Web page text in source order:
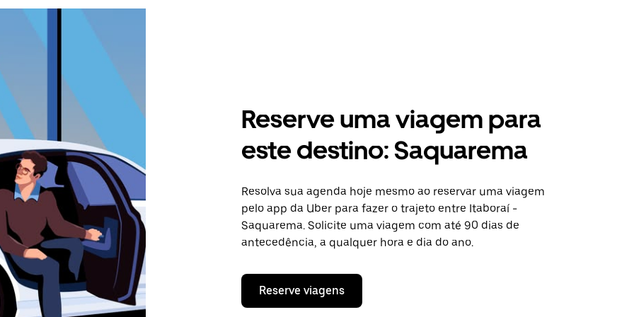
Reserve uma viagem para
este destino: Saquarema
Resolva sua agenda hoje mesmo ao reservar uma viagem
pelo app da Uber para fazer o trajeto entre Itaboraí -
Saquarema. Solicite uma viagem com até 90 dias de
antecedência, a qualquer hora e dia do ano.
Reserve viagens